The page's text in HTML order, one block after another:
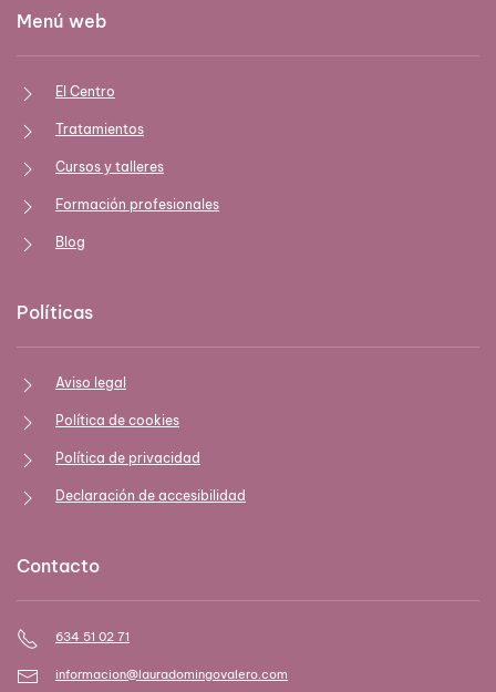
Menú web
El Centro
Tratamientos
Cursos y talleres
Formación profesionales
Blog
Políticas
Aviso legal
Política de cookies
Política de privacidad
Declaración de accesibilidad
Contacto
634 51 02 71
informacion@lauradomingovalero.com